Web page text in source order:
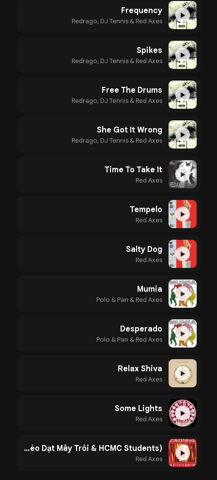
▶
Frequency
Redrago, DJ Tennis & Red Axes
▶
Spikes
Redrago, DJ Tennis & Red Axes
▶
Free The Drums
Redrago, DJ Tennis & Red Axes
▶
She Got It Wrong
Redrago, DJ Tennis & Red Axes
▶
Time To Take It
Red Axes
▶
Tempelo
Red Axes
▶
Salty Dog
Red Axes
▶
Mumia
Polo & Pan & Red Axes
▶
Desperado
Polo & Pan & Red Axes
▶
Relax Shiva
Red Axes
▶
Some Lights
Red Axes
▶
Ho Chi Min (feat. Bèo Dạt Mây Trôi & HCMC Students)
Red Axes